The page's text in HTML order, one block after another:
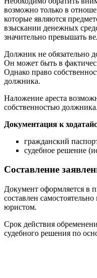
возможно только в
которые являются
взыскании денежных
значительно превышать
Должник не обязательно
Он может быть в
Однако право
должника.
Наложение ареста
собственностью должника.
Документация к
гражданский
судебное решение
Составление
Документ оформляется в
составлен
юристом.
Срок действия
судебного решения по